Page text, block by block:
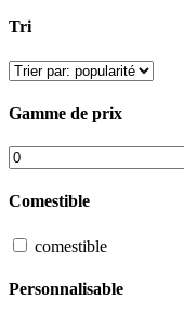
Tri
Gamme de prix
Comestible
comestible
Personnalisable